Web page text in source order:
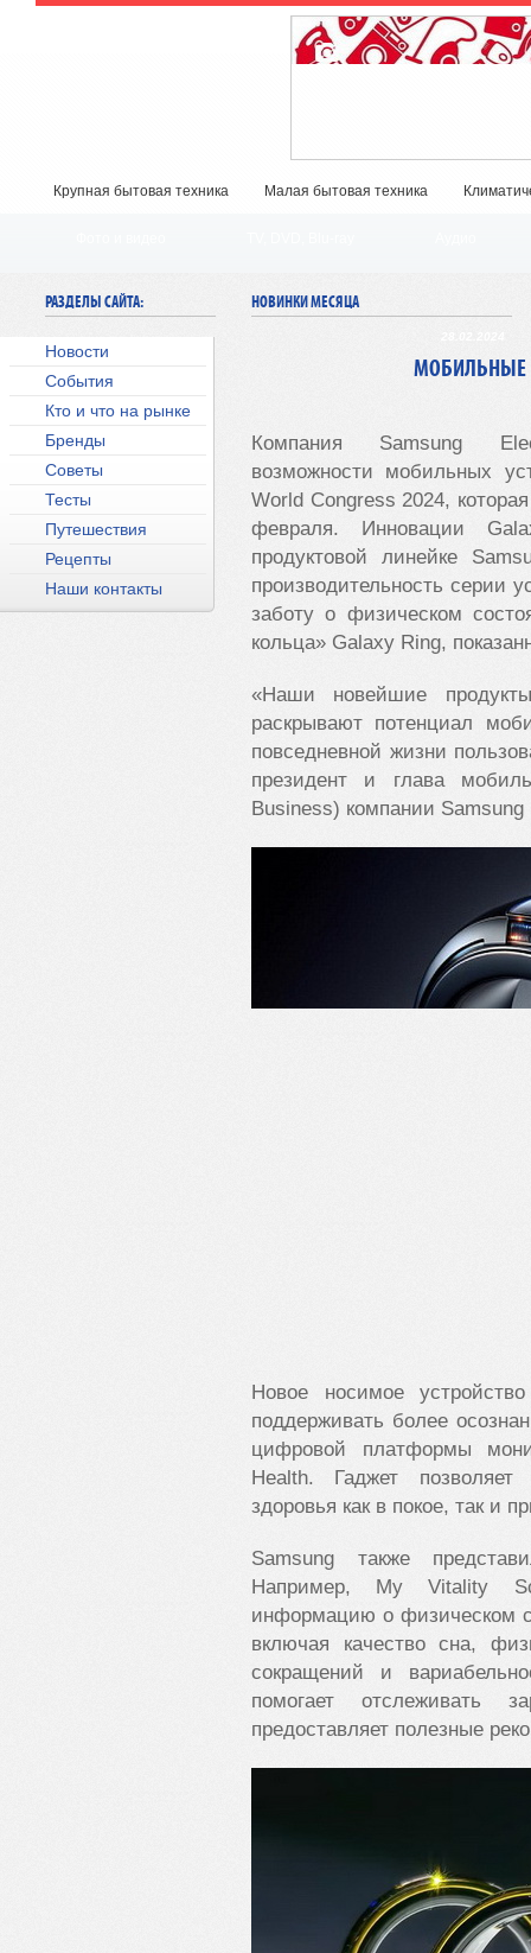
РАЗДЕЛЫ САЙТА:
Новости
События
Кто и что на рынке
Бренды
Советы
Тесты
Путешествия
Рецепты
Наши контакты
НОВИНКИ МЕСЯЦА
МОБИЛЬНЫЕ
Компания Samsung
возможности мобильных
World Congress 2024,
февраля. Инновации
продуктовой линейке
производительность серии
заботу о физическом
кольца» Galaxy Ring,
«Наши новейшие
раскрывают потенциал
повседневной жизни
президент и глава
Business) компании Samsung
Новое носимое
поддерживать более
цифровой платформы
Health. Гаджет позволяет
здоровья как в покое, так и
Samsung также
Например, My Vitality
информацию о физическом
включая качество сна,
сокращений и
помогает отслеживать
предоставляет полезные
Крупная бытовая техника Малая бытовая техника